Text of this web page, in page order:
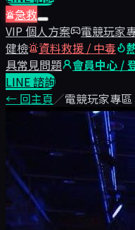
急救
VIP 個人方案
電競玩家
健檢
資料救援 / 中毒
具常見問題 會員中心 /
LINE 諮詢
← 回主頁／電競玩家專區